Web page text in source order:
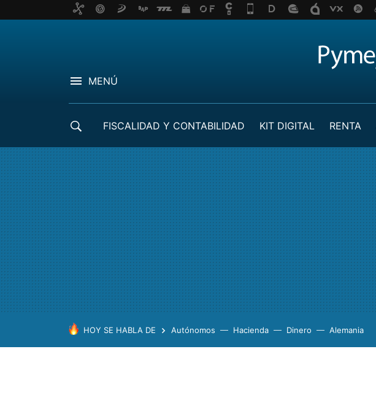
MENÚ
FISCALIDAD Y CONTABILIDAD KIT DIGITAL RENTA
HOY SE HABLA DE Autónomos Hacienda Dinero Alemania